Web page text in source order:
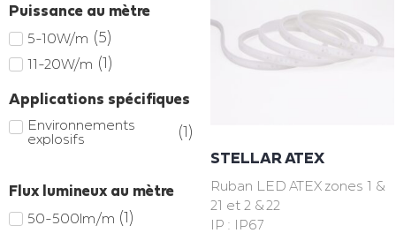
Puissance au mètre
5-10W/m (5)
11-20W/m (1)
Applications spécifiques
Environnements
explosifs
(1)
Flux lumineux au mètre
50-500lm/m (1)
STELLAR ATEX
Ruban LED ATEX zones 1 &
21 et 2 & 22
IP : IP67